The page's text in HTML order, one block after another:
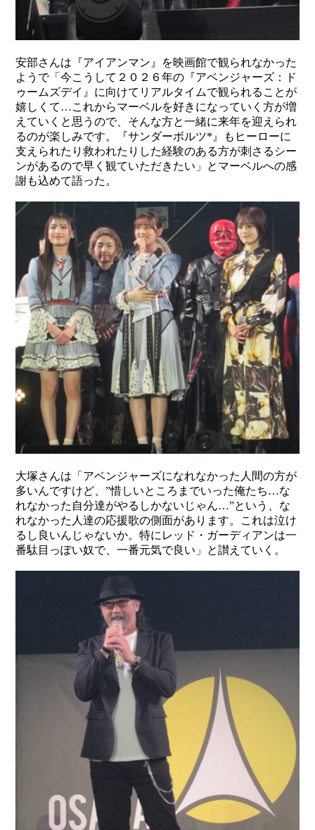
安部さんは『アイアンマン』を映画館で観られなかった
ようで「今こうして２０２６年の『アベンジャーズ：ド
ゥームズデイ』に向けてリアルタイムで観られることが
嬉しくて…これからマーベルを好きになっていく方が増
えていくと思うので、そんな方と一緒に来年を迎えられ
るのが楽しみです。『サンダーボルツ*』もヒーローに
支えられたり救われたりした経験のある方が刺さるシー
ンがあるので早く観ていただきたい」とマーベルへの感
謝も込めて語った。
大塚さんは「アベンジャーズになれなかった人間の方が
多いんですけど、”惜しいところまでいった俺たち…な
れなかった自分達がやるしかないじゃん…”という、な
れなかった人達の応援歌の側面があります。これは泣け
るし良いんじゃないか。特にレッド・ガーディアンは一
番駄目っぽい奴で、一番元気で良い」と讃えていく。